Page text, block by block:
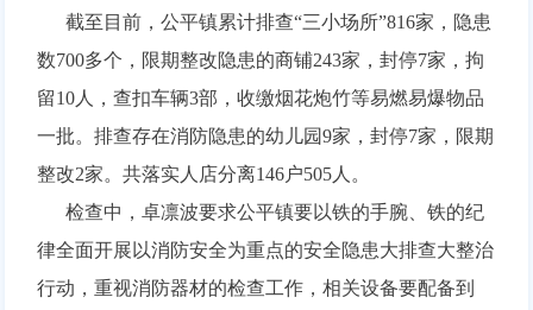
截至目前，公平镇累计排查“三小场所”816家，隐患
数700多个，限期整改隐患的商铺243家，封停7家，拘
留10人，查扣车辆3部，收缴烟花炮竹等易燃易爆物品
一批。排查存在消防隐患的幼儿园9家，封停7家，限期
整改2家。共落实人店分离146户505人。
检查中，卓凛波要求公平镇要以铁的手腕、铁的纪
律全面开展以消防安全为重点的安全隐患大排查大整治
行动，重视消防器材的检查工作，相关设备要配备到